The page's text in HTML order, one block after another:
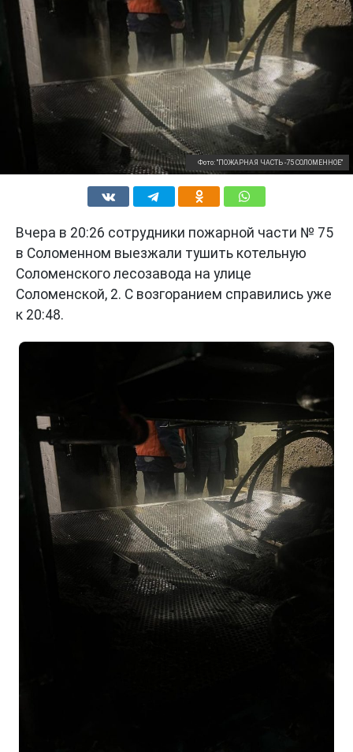
Фото: "ПОЖАРНАЯ ЧАСТЬ -75 СОЛОМЕННОЕ"
Вчера в 20:26 сотрудники пожарной части № 75
в Соломенном выезжали тушить котельную
Соломенского лесозавода на улице
Соломенской, 2. С возгоранием справились уже
к 20:48.